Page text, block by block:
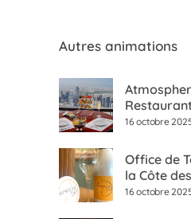
Autres animations
16 octobre
Office de
la Côte
16 octobre